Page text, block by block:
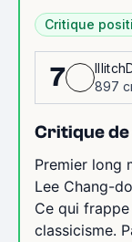
Critique
7
897
Critique de
Premier long
Lee Chang-
Ce qui frappe
classicisme.